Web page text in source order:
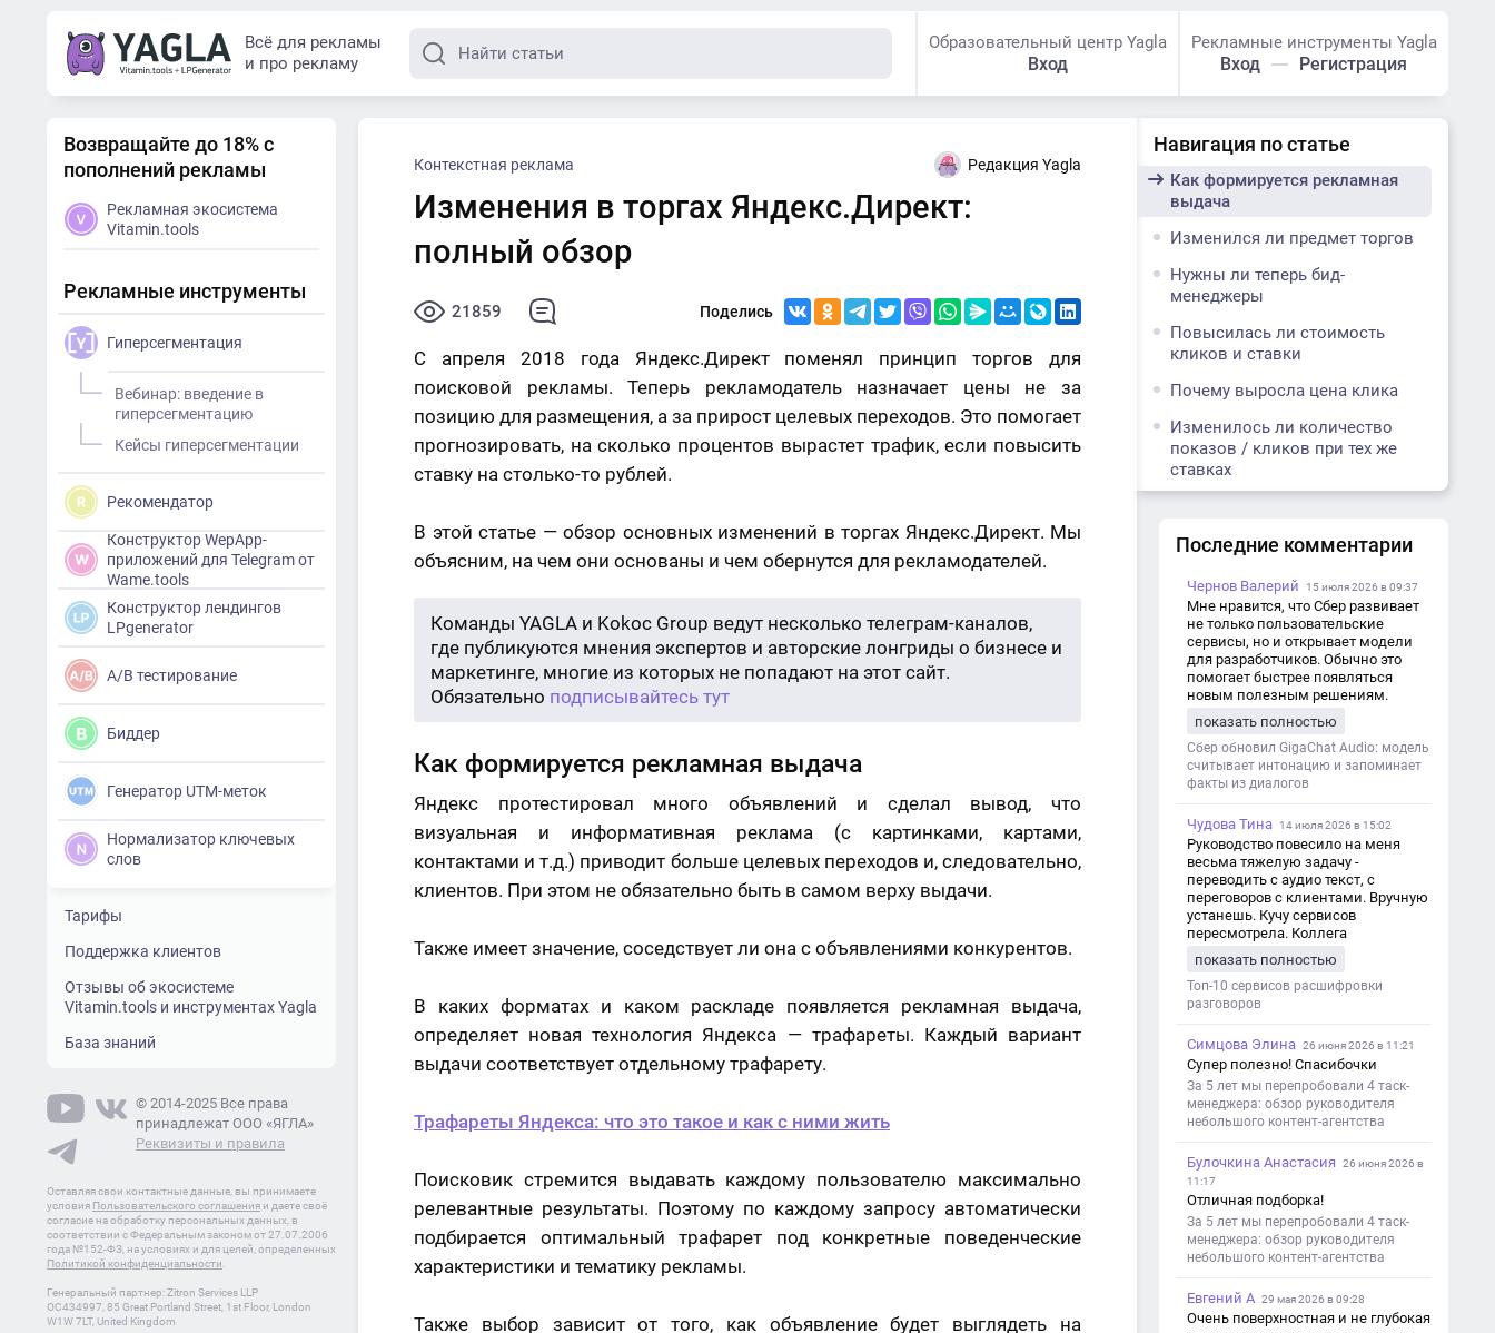
Всё для рекламы
и про рекламу
Образовательный центр Yagla
Вход
Рекламные инструменты Yagla
Вход Регистрация
Навигация по статье
Как формируется рекламная
выдача
Изменился ли предмет торгов
Нужны ли теперь бид-
менеджеры
Повысилась ли стоимость
кликов и ставки
Почему выросла цена клика
Изменилось ли количество
показов / кликов при тех же
ставках
Контекстная реклама Редакция Yagla
Изменения в торгах Яндекс.Директ:
полный обзор
21859 Поделись
С апреля 2018 года Яндекс.Директ поменял принцип торгов для
поисковой рекламы. Теперь рекламодатель назначает цены не за
позицию для размещения, а за прирост целевых переходов. Это помогает
прогнозировать, на сколько процентов вырастет трафик, если повысить
ставку на столько-то рублей.
В этой статье — обзор основных изменений в торгах Яндекс.Директ. Мы
объясним, на чем они основаны и чем обернутся для рекламодателей.
Команды YAGLA и Kokoc Group ведут несколько телеграм-каналов,
где публикуются мнения экспертов и авторские лонгриды о бизнесе и
маркетинге, многие из которых не попадают на этот сайт.
Обязательно подписывайтесь тут
Как формируется рекламная выдача
Яндекс протестировал много объявлений и сделал вывод, что
визуальная и информативная реклама (с картинками, картами,
контактами и т.д.) приводит больше целевых переходов и, следовательно,
клиентов. При этом не обязательно быть в самом верху выдачи.
Также имеет значение, соседствует ли она с объявлениями конкурентов.
В каких форматах и каком раскладе появляется рекламная выдача,
определяет новая технология Яндекса — трафареты. Каждый вариант
выдачи соответствует отдельному трафарету.
Трафареты Яндекса: что это такое и как с ними жить
Поисковик стремится выдавать каждому пользователю максимально
релевантные результаты. Поэтому по каждому запросу автоматически
подбирается оптимальный трафарет под конкретные поведенческие
характеристики и тематику рекламы.
Также выбор зависит от того, как объявление будет выглядеть на
Возвращайте до 18% с
пополнений рекламы
Рекламная экосистема
Vitamin.tools
Рекламные инструменты
Гиперсегментация
Вебинар: введение в
гиперсегментацию
Кейсы гиперсегментации
Рекомендатор
Конструктор WepApp-
приложений для Telegram от
Wame.tools
Конструктор лендингов
LPgenerator
A/B тестирование
Биддер
Генератор UTM-меток
Нормализатор ключевых
слов
Тарифы
Поддержка клиентов
Отзывы об экосистеме
Vitamin.tools и инструментах Yagla
База знаний
© 2014-2025 Все права
принадлежат ООО «ЯГЛА»
Реквизиты и правила
Оставляя свои контактные данные, вы принимаете
условия Пользовательского соглашения и даете своё
согласие на обработку персональных данных, в
соответствии с Федеральным законом от 27.07.2006
года №152-ФЗ, на условиях и для целей, определенных
Политикой конфиденциальности
Генеральный партнер: Zitron Services LLP
OC434997, 85 Great Portland Street, 1st Floor, London
W1W 7LT, United Kingdom
Последние комментарии
Чернов Валерий 15 июля 2026 в 09:37
Мне нравится, что Сбер развивает
не только пользовательские
сервисы, но и открывает модели
для разработчиков. Обычно это
помогает быстрее появляться
новым полезным решениям.
показать полностью
Сбер обновил GigaChat Audio: модель
считывает интонацию и запоминает
факты из диалогов
Чудова Тина 14 июля 2026 в 15:02
Руководство повесило на меня
весьма тяжелую задачу -
переводить с аудио текст, с
переговоров с клиентами. Вручную
устанешь. Кучу сервисов
пересмотрела. Коллега
хорошо переводит. Мало
редактировать по итогу. Советую.
показать полностью
Топ-10 сервисов расшифровки
разговоров
Симцова Элина 26 июня 2026 в 11:21
Супер полезно! Спасибочки
За 5 лет мы перепробовали 4 таск-
менеджера: обзор руководителя
небольшого контент-агентства
Булочкина Анастасия
26 июня 2026 в
11:17
Отличная подборка!
За 5 лет мы перепробовали 4 таск-
менеджера: обзор руководителя
небольшого контент-агентства
Евгений А 29 мая 2026 в 09:28
Очень поверхностная и не глубокая